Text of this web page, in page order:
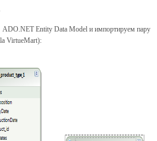
Entity Data Model и импортируем пару
VirtueMart):